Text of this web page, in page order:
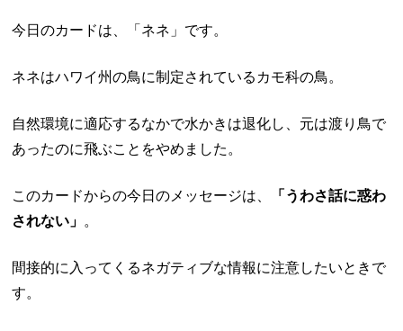
今日のカードは、「ネネ」です。
ネネはハワイ州の鳥に制定されているカモ科の鳥。
自然環境に適応するなかで水かきは退化し、元は渡り鳥で
あったのに飛ぶことをやめました。
このカードからの今日のメッセージは、
「うわさ話に惑わ
されない」 。
間接的に入ってくるネガティブな情報に注意したいときで
す。